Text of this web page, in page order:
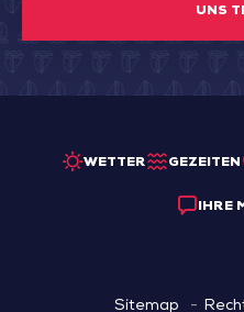
UNS
WETTER GEZEITEN
IHRE
Sitemap